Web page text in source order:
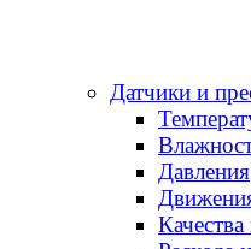
Датчики и
Давления